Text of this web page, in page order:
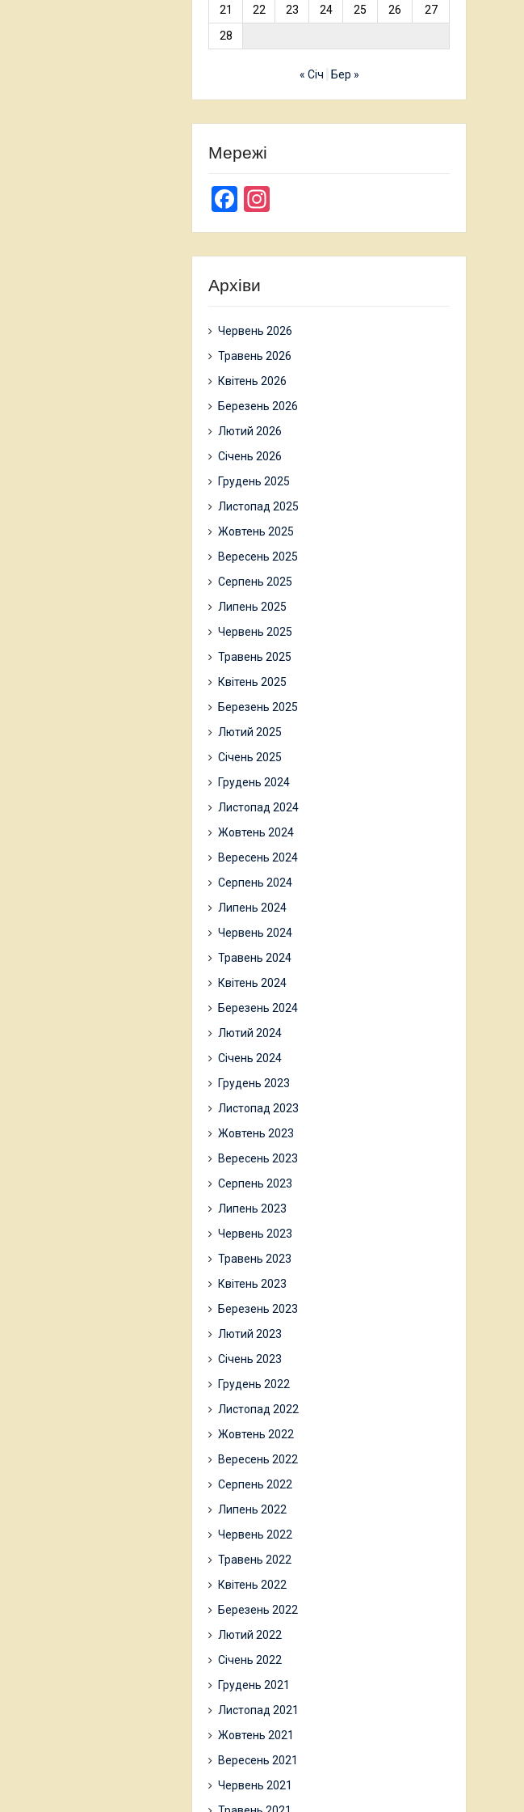
21
22 23 24 25 26
27
28
« Січ Бер »
Мережі
Facebook
Архіви
Червень 2026
Травень 2026
Квітень 2026
Березень 2026
Лютий 2026
Січень 2026
Грудень 2025
Листопад 2025
Жовтень 2025
Вересень 2025
Серпень 2025
Липень 2025
Червень 2025
Травень 2025
Квітень 2025
Березень 2025
Лютий 2025
Січень 2025
Грудень 2024
Листопад 2024
Жовтень 2024
Вересень 2024
Серпень 2024
Липень 2024
Червень 2024
Травень 2024
Квітень 2024
Березень 2024
Лютий 2024
Січень 2024
Грудень 2023
Листопад 2023
Жовтень 2023
Вересень 2023
Серпень 2023
Липень 2023
Червень 2023
Травень 2023
Квітень 2023
Березень 2023
Лютий 2023
Січень 2023
Грудень 2022
Листопад 2022
Жовтень 2022
Вересень 2022
Серпень 2022
Липень 2022
Червень 2022
Травень 2022
Квітень 2022
Березень 2022
Лютий 2022
Січень 2022
Грудень 2021
Листопад 2021
Жовтень 2021
Вересень 2021
Червень 2021